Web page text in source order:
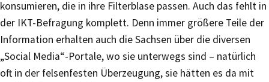
konsumieren, die in ihre Filterblase passen. Auch das fehlt in
der IKT-Befragung komplett. Denn immer größere Teile der
Information erhalten auch die Sachsen über die diversen
„Social Media“-Portale, wo sie unterwegs sind – natürlich
oft in der felsenfesten Überzeugung, sie hätten es da mit